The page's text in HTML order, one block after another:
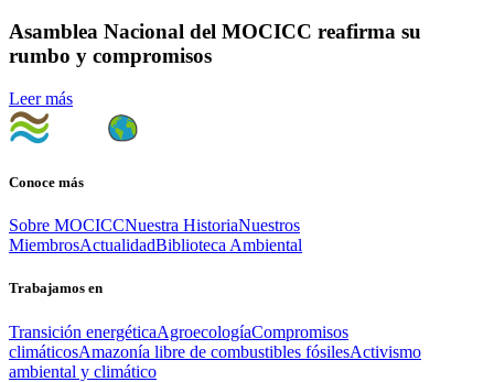
Asamblea Nacional del MOCICC reafirma su
rumbo y compromisos
Leer más
Conoce más
Sobre MOCICCNuestra HistoriaNuestros
MiembrosActualidadBiblioteca Ambiental
Trabajamos en
Transición energéticaAgroecologíaCompromisos
climáticosAmazonía libre de combustibles fósilesActivismo
ambiental y climático